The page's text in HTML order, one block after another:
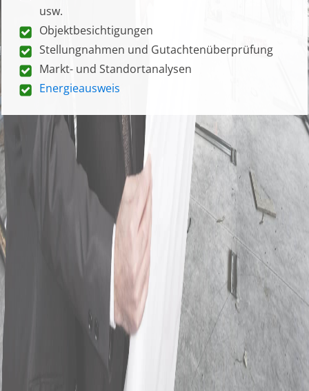
usw.
Objektbesichtigungen
Stellungnahmen und Gutachtenüberprüfung
Markt- und Standortanalysen
Energieausweis